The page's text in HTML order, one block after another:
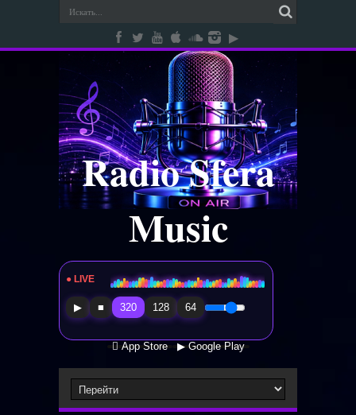
Radio Sfera
Music
● LIVE Radio Sfera Music
▶ ■ 320 128 64
 App Store ▶ Google Play